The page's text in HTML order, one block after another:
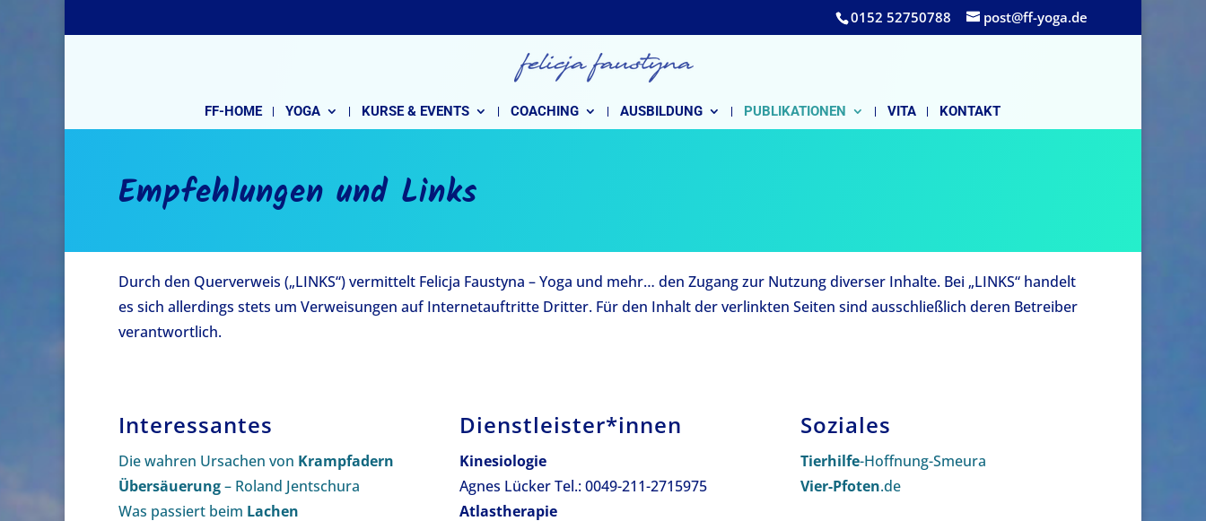
0152 52750788‬ post@ff-yoga.de
FF-HOME YOGA KURSE & EVENTS COACHING AUSBILDUNG PUBLIKATIONEN VITA KONTAKT
Empfehlungen und Links
Durch den Querverweis („LINKS“) vermittelt Felicja Faustyna – Yoga und mehr… den Zugang zur Nutzung diverser Inhalte. Bei „LINKS“ handelt
es sich allerdings stets um Verweisungen auf Internetauftritte Dritter. Für den Inhalt der verlinkten Seiten sind ausschließlich deren Betreiber
verantwortlich.
Interessantes
Die wahren Ursachen von Krampfadern
Übersäuerung– Roland Jentschura
Was passiert beim Lachen
Dienstleister*innen
Kinesiologie
Agnes Lücker Tel.: 0049-211-2715975
Atlastherapie
Soziales
Tierhilfe-Hoffnung-Smeura
Vier-Pfoten.de